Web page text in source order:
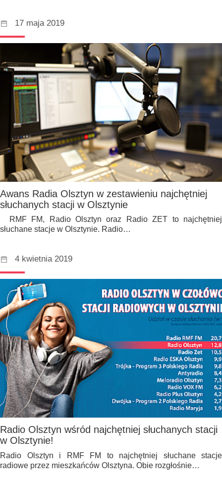
17 maja 2019
Awans Radia Olsztyn w zestawieniu najchętniej
słuchanych stacji w Olsztynie
RMF FM, Radio Olsztyn oraz Radio ZET to najchętniej
słuchane stacje w Olsztynie. Radio…
4 kwietnia 2019
Radio Olsztyn wśród najchętniej słuchanych stacji
w Olsztynie!
Radio Olsztyn i RMF FM to najchętniej słuchane stacje
radiowe przez mieszkańców Olsztyna. Obie rozgłośnie…